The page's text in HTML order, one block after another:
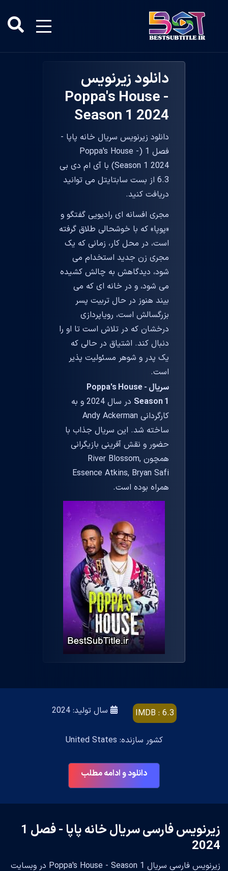
دانلود زیرنویس
Poppa's House -
Season 1 2024
دانلود زیرنویس سریال خانه پاپا -
فصل 1 (Poppa's House -
Season 1 2024) با آی ام دی بی
6.3 از بست سابتایتل می توانید
دریافت کنید.
مجری افسانه ای رادیویی گفتگو و
«پوپا» که با خوشحالی طلاق گرفته
است، در محل کار، زمانی که یک
مجری زن جدید استخدام می
شود، دیدگاهش به چالش کشیده
می شود، و در خانه ای که می
بیند هنوز در حال تربیت پسر
بزرگسالش است، رویاپردازی
درخشان که در تلاش است تا او را
دنبال کند. اشتیاق در حالی که
یک پدر و شوهر مسئولیت پذیر
است.
سریال Poppa's House -
Season 1
در سال 2024 و به
کارگردانی Andy Ackerman
ساخته شد. این سریال جذاب با
حضور و نقش آفرینی بازیگرانی
همچون River Blossom,
Essence Atkins, Bryan Safi
همراه بوده است.
IMDB : 6.3 سال تولید: 2024
کشور سازنده: United States
دانلود و ادامه مطلب
زیرنویس فارسی سریال خانه پاپا - فصل 1
2024
زیرنویس فارسی سریال Poppa's House - Season 1 در وبسایت